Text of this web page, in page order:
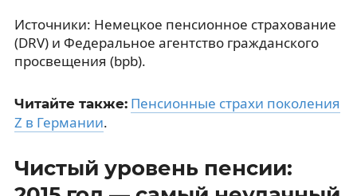
Источники: Немецкое пенсионное страхование
(DRV) и Федеральное агентство гражданского
просвещения (bpb).
Читайте также: Пенсионные страхи поколения
Z в Германии.
Чистый уровень пенсии: